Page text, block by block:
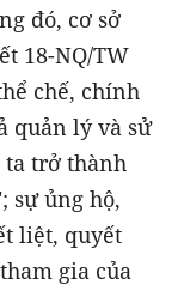
đó, cơ sở
18-NQ/TW
chế, chính
quản lý và sử
ta trở thành
sự ủng hộ,
liệt, quyết
gia của